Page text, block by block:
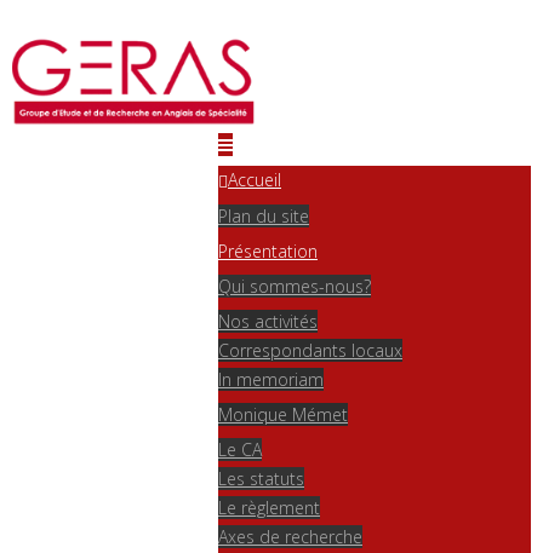
Accueil
Plan du site
Présentation
Qui sommes-nous?
Nos activités
Correspondants locaux
In memoriam
Monique Mémet
Le CA
Les statuts
Le règlement
Axes de recherche